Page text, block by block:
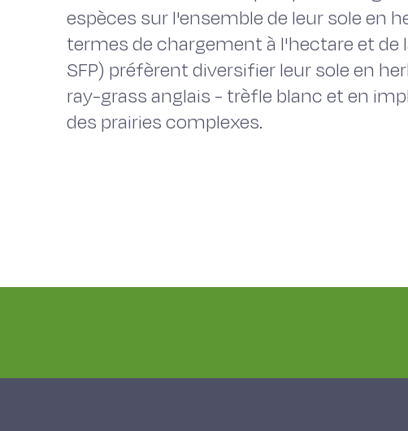
espèces sur l'ensemble de leur sole en
termes de chargement à l'hectare et de
SFP) préfèrent diversifier leur sole en
ray-grass anglais - trèfle blanc et en
des prairies complexes.